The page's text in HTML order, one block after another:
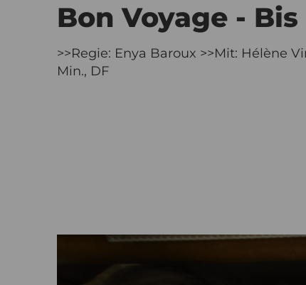
Bon Voyage -
>>Regie: Enya Baroux >>Mit: Hélène
Min., DF